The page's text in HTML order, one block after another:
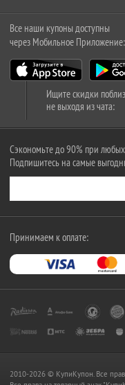
Все наши купоны доступны
через Мобильное Приложение:
Ищите скидки
не выходя из чата:
Сэкономьте до 90% при
Подпишитесь на самые
Принимаем к оплате:
2010-2026 © КупиКупон. Все